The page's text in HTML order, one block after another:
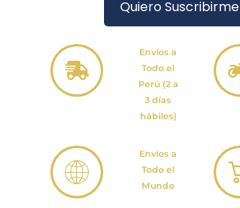
Quiero Suscribirme
Envíos a
Todo el
Perú (2 a
3 días
hábiles)
Envíos a
Todo el
Mundo